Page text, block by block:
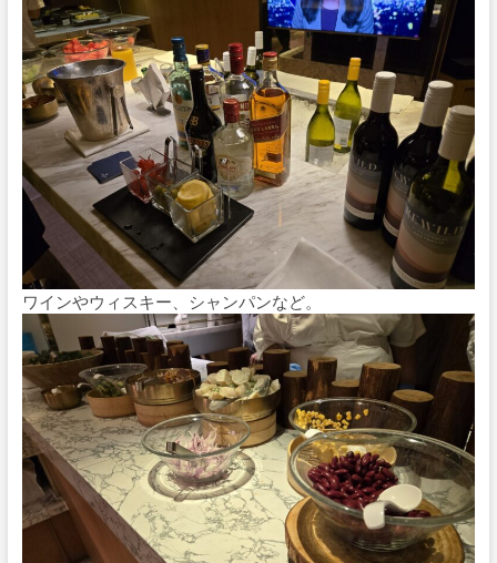
ワインやウィスキー、シャンパンなど。